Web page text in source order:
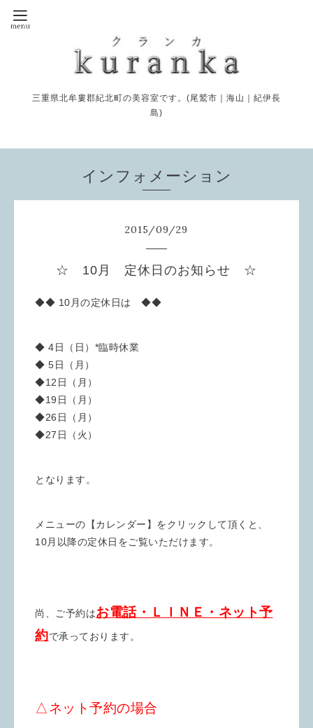
三重県北牟婁郡紀北町の美容室です。(尾鷲市｜海山｜紀伊長
島)
インフォメーション
2015/09/29
☆ 10月 定休日のお知らせ ☆
◆◆ 10月の定休日は ◆◆
◆ 4日（日）*臨時休業
◆ 5日（月）
◆12日（月）
◆19日（月）
◆26日（月）
◆27日（火）
となります。
メニューの【カレンダー】をクリックして頂くと、
10月以降の定休日をご覧いただけます。
尚、ご予約はお電話・ＬＩＮＥ・ネット予
約で承っております。
△ネット予約の場合